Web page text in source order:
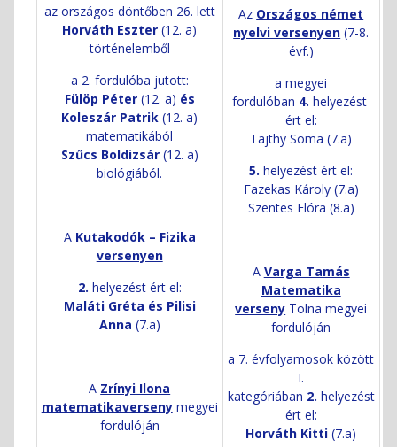
az országos döntőben 26. lett
Horváth Eszter (12. a)
történelemből
a 2. fordulóba jutott:
Fülöp Péter (12. a) és
Koleszár Patrik (12. a)
matematikából
Szűcs Boldizsár(12. a)
biológiából.
A Kutakodók – Fizika
versenyen
2. helyezést ért el:
Maláti Gréta és Pilisi
Anna (7.a)
A Zrínyi Ilona
matematikaversenymegyei
fordulóján
Az Országos német
nyelvi versenyen (7-8.
évf.)
a megyei
fordulóban 4. helyezést
ért el:
Tajthy Soma (7.a)
5. helyezést ért el:
Fazekas Károly (7.a)
Szentes Flóra (8.a)
A Varga Tamás
Matematika
verseny Tolna megyei
fordulóján
a 7. évfolyamosok között
I.
kategóriában 2. helyezést
ért el:
Horváth Kitti(7.a)